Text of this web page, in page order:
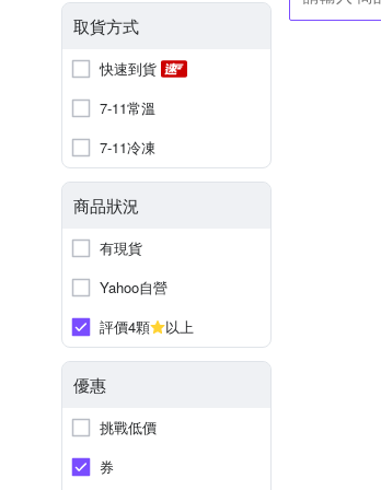
取貨方式
快速到貨
7-11常溫
7-11冷凍
商品狀況
有現貨
Yahoo自營
評價4顆
以上
優惠
挑戰低價
券